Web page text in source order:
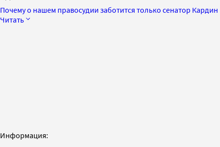
Почему о нашем правосудии заботится только сенатор Кардин
Читать
Информация: